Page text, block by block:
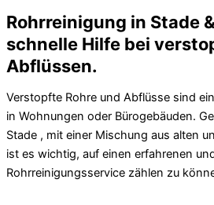
Rohrreinigung in Stade
schnelle Hilfe bei
Abflüssen.
Verstopfte Rohre und Abflüsse sind
in Wohnungen oder Bürogebäuden.
Stade , mit einer Mischung aus alten
ist es wichtig, auf einen erfahrenen
Rohrreinigungsservice zählen zu